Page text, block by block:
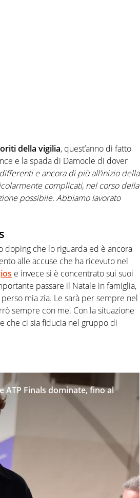
della vigilia, quest’anno di fatto
e la spada di Damocle di dover
e ancora di più all’inizio della
complicati, nel corso della
possibile. Abbiamo lavorato
doping che lo riguarda ed è ancora
alle accuse che ha ricevuto nel
e invece si è concentrato sui suoi
passare il Natale in famiglia,
mia zia. Le sarà per sempre nel
sempre con me. Con la situazione
che ci sia fiducia nel gruppo di
ATP Finals dominate, fino al